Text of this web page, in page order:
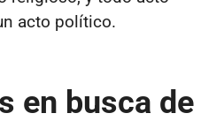
acto político.
en busca de